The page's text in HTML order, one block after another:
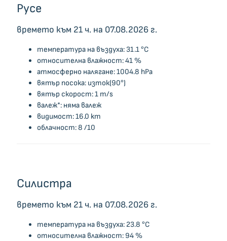
Русе
времето към 21 ч. на 07.08.2026 г.
температура на въздуха: 31.1 °C
относителна влажност: 41 %
атмосферно налягане: 1004.8 hPa
вятър посока: изток(90°)
вятър скорост: 1 m/s
валеж*: няма валеж
видимост: 16.0 km
облачност: 8 /10
Силистра
времето към 21 ч. на 07.08.2026 г.
температура на въздуха: 23.8 °C
относителна влажност: 94 %